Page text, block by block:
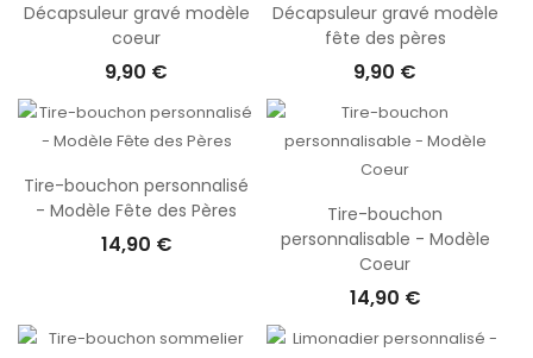
Décapsuleur gravé modèle
coeur
9,90 €
Décapsuleur gravé modèle
fête des pères
9,90 €
Tire-bouchon personnalisé
- Modèle Fête des Pères
14,90 €
Tire-bouchon
personnalisable - Modèle
Coeur
14,90 €